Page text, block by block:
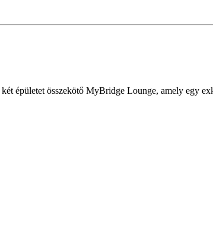
épületet összekötő MyBridge Lounge, amely egy